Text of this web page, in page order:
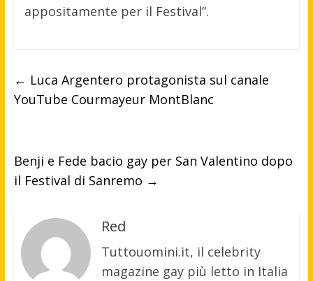
appositamente per il Festival”.
← Luca Argentero protagonista sul canale
YouTube Courmayeur MontBlanc
Benji e Fede bacio gay per San Valentino dopo
il Festival di Sanremo →
Red
Tuttouomini.it, il celebrity
magazine gay più letto in Italia